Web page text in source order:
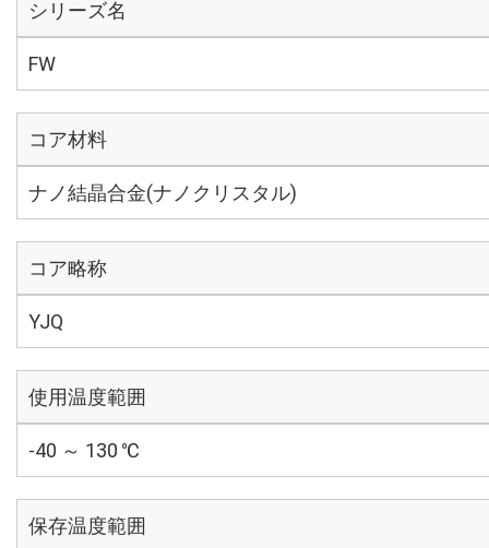
シリーズ名
FW
コア材料
ナノ結晶合金(ナノクリスタル)
コア略称
YJQ
使用温度範囲
-40 ～ 130 ℃
保存温度範囲